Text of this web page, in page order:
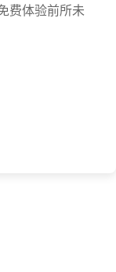
费体验前所未